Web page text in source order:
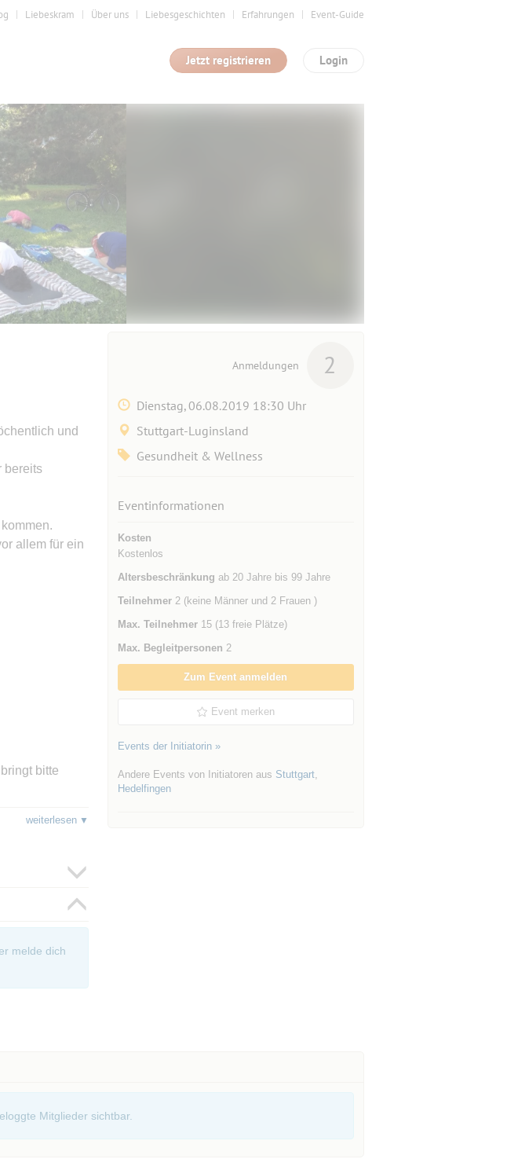
Liebeskram Über uns Liebesgeschichten Erfahrungen Event-Guide
Login
Jetzt registrieren
und
bereits
allem für ein
bitte
weiterlesen
melde dich
Anmeldungen 2
Dienstag, 06.08.2019 18:30 Uhr
Stuttgart-Luginsland
Gesundheit & Wellness
Eventinformationen
Kosten
Kostenlos
Altersbeschränkung ab 20 Jahre bis 99 Jahre
Teilnehmer2 (keine Männer und 2 Frauen )
Max. Teilnehmer15 (13 freie Plätze)
Max. Begleitpersonen 2
Zum Event anmelden
Event merken
Events der Initiatorin »
Andere Events von Initiatoren aus Stuttgart,
Hedelfingen
Mitglieder sichtbar.